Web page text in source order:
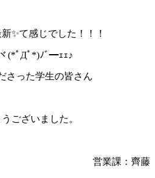
✨て感じでした！！！
(*ﾟДﾟ*)ﾉﾞ━ｪｪ♪
さった学生の皆さん
ございました。
営業課：齊藤